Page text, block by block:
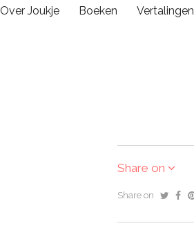
Over Joukje Boeken Vertalingen
Share on
Share on